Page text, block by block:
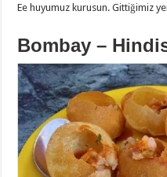
Ee huyumuz kurusun. Gittiğimiz
Bombay –